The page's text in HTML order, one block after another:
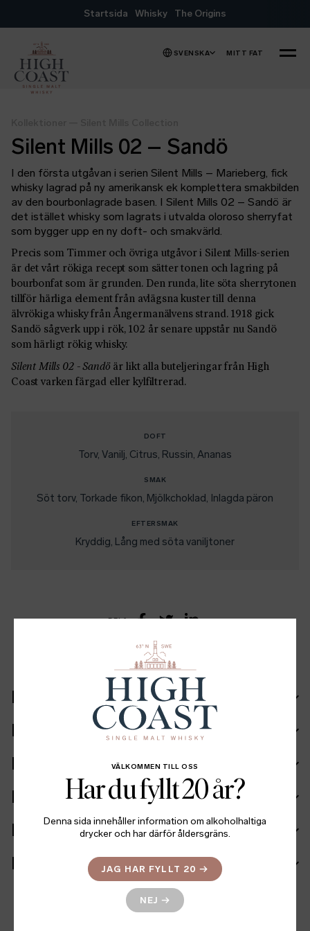
Hoppa till innehåll
SVENSKA MITT FAT MENY
Startsida Whisky The Origins
Silent Mills 02 – Sandö
I den första utgåvan i serien Silent Mills – Marieberg, fick
whisky lagrad på ny amerikansk ek komplettera smakbilden
av den bourbonlagrade basen. I Silent Mills 02 – Sandö är
det istället whisky som lagrats i utvalda oloroso sherryfat
som bygger upp en ny doft- och smakvärld.
Precis som Timmer och övriga utgåvor i Silent Mills-serien
är det vårt rökiga recept som sätter tonen och lagring på
bourbonfat som är grunden. Den runda, lite söta sherrytonen
tillför härliga element från avlägsna kuster till denna
älvrökiga whisky från Ångermanälvens strand. 1918 gick
Sandö sågverk upp i rök, 102 år senare uppstår nu Sandö
som härligt rökig whisky.
Silent Mills 02 - Sandö är likt alla buteljeringar från High
Coast varken färgad eller kylfiltrerad.
DOFT
Torv Vanilj Citrus Russin Ananas
SMAK
Söt torv Torkade fikon Mjölkchoklad Inlagda päron
EFTERSMAK
Kryddig Lång med söta vaniljtoner
DELA
Recept
Ingående fat
Ingredienser
Fakta
Batch info
Mer information
VÄLKOMMEN TILL OSS
Har du fyllt 20 år?
Denna sida innehåller information om alkoholhaltiga
drycker och har därför åldersgräns.
JAG HAR FYLLT 20 →
NEJ →